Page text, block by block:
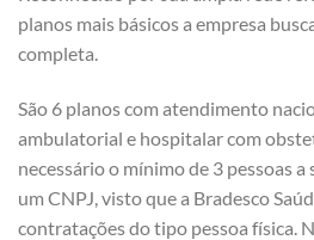
planos mais básicos a empresa
completa.
São 6 planos com atendimento
ambulatorial e hospitalar com
necessário o mínimo de 3 pessoas
um CNPJ, visto que a Bradesco
contratações do tipo pessoa física.